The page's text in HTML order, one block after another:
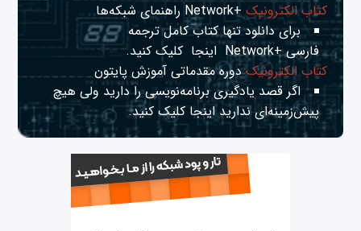
کتاب الکترونیک+Network راهنمای شبکه‌ها
برای دانلود تنها کتاب کامل ترجمه
فارسی +Network
اینجا کلیک کنید.
کتاب الکترونیکدوره مقدماتی آموزش پایتون
اگر قصد یادگیری برنامه‌نویسی را دارید ولی هیچ
پیش‌زمینه‌ای نداریداینجا کلیک کنید.